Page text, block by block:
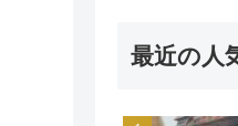
最近の人